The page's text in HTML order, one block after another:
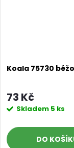
Koala 75730
73 Kč
Skladem 5 ks
DO